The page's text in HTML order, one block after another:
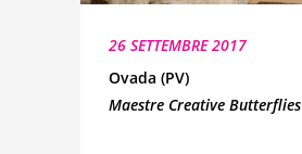
26 SETTEMBRE 2017
Ovada (PV)
Maestre Creative Butterflies